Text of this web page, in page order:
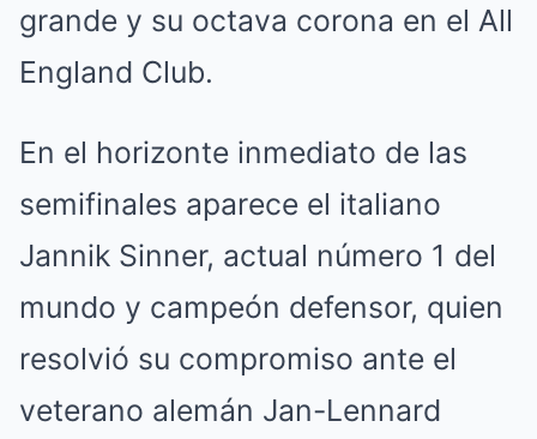
grande y su octava corona en el All
England Club.
En el horizonte inmediato de las
semifinales aparece el italiano
Jannik Sinner, actual número 1 del
mundo y campeón defensor, quien
resolvió su compromiso ante el
veterano alemán Jan-Lennard